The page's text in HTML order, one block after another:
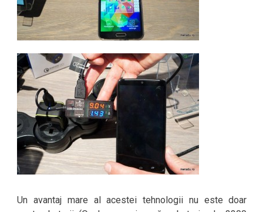
Un avantaj mare al acestei tehnologii nu este doar